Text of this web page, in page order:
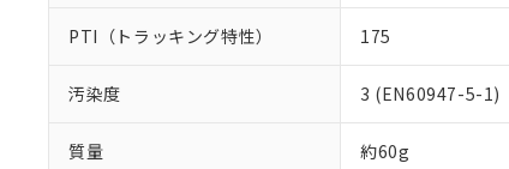
PTI（トラッキング特性） 175
汚染度 3 (EN60947-5-1)
質量 約60g